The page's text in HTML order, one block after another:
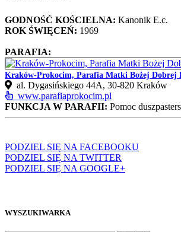
GODNOŚĆ KOŚCIELNA: Kanonik E.c.
ROK ŚWIĘCEŃ: 1969
PARAFIA:
Kraków-Prokocim, Parafia Matki Bożej Dobrej
al. Dygasińskiego 44A, 30-820 Kraków
www.parafiaprokocim.pl
FUNKCJA W PARAFII: Pomoc
PODZIEL SIĘ NA FACEBOOKU
PODZIEL SIĘ NA TWITTER
PODZIEL SIĘ NA GOOGLE+
WYSZUKIWARKA